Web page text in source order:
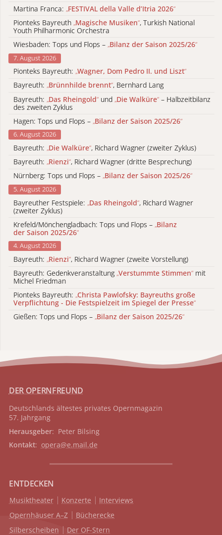
Martina Franca: „FESTIVAL della Valle d’Itria 2026“
Pionteks Bayreuth „Magische Musiken“, Turkish National
Youth Philharmonic Orchestra
Wiesbaden: Tops und Flops – „Bilanz der Saison 2025/26“
7. August 2026
Pionteks Bayreuth: „Wagner, Dom Pedro II. und Liszt“
Bayreuth: „Brünnhilde brennt“, Bernhard Lang
Bayreuth: „Das Rheingold“ und „Die Walküre“ – Halbzeitbilanz
des zweiten Zyklus
Hagen: Tops und Flops – „Bilanz der Saison 2025/26“
6. August 2026
Bayreuth: „Die Walküre“, Richard Wagner (zweiter Zyklus)
Bayreuth: „Rienzi“, Richard Wagner (dritte Besprechung)
Nürnberg: Tops und Flops – „Bilanz der Saison 2025/26“
5. August 2026
Bayreuther Festspiele: „Das Rheingold“, Richard Wagner
(zweiter Zyklus)
Krefeld/Mönchengladbach: Tops und Flops – „Bilanz
der Saison 2025/26“
4. August 2026
Bayreuth: „Rienzi“, Richard Wagner (zweite Vorstellung)
Bayreuth: Gedenkveranstaltung „Verstummte Stimmen“ mit
Michel Friedman
Pionteks Bayreuth: „Christa Pawlofsky: Bayreuths große
Verpflichtung - Die Festspielzeit im Spiegel der Presse“
Gießen: Tops und Flops – „Bilanz der Saison 2025/26“
DER OPERNFREUND
Deutschlands ältestes privates Opernmagazin
57. Jahrgang
Herausgeber: Peter Bilsing
Kontakt: opera@e.mail.de
ENTDECKEN
Musiktheater Konzerte
Interviews
Opernhäuser A–Z
Bücherecke
Silberscheiben
Der OF-Stern